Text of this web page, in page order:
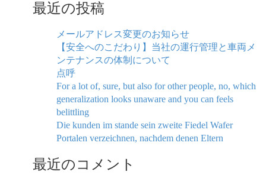
最近の投稿
メールアドレス変更のお知らせ
【安全へのこだわり】当社の運行管理と車両メ
ンテナンスの体制について
点呼
For a lot of, sure, but also for other people, no, which
generalization looks unaware and you can feels
belittling
Die kunden im stande sein zweite Fiedel Wafer
Portalen verzeichnen, nachdem denen Eltern
最近のコメント